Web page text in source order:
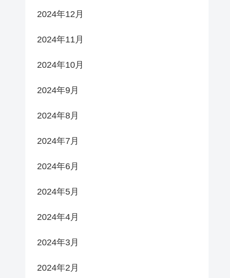
2024年12月
2024年11月
2024年10月
2024年9月
2024年8月
2024年7月
2024年6月
2024年5月
2024年4月
2024年3月
2024年2月